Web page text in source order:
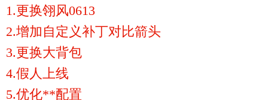
1.更换翎风0613
2.增加自定义补丁对比箭头
3.更换大背包
4.假人上线
5.优化**配置